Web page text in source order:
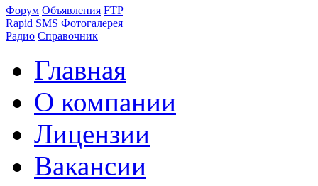
Форум Объявления FTP
Rapid SMS Фотогалерея
Радио Справочник
Главная
О компании
Лицензии
Вакансии